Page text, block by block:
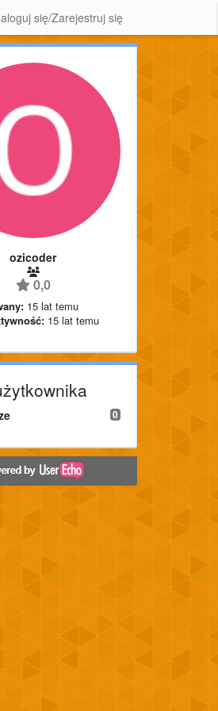
się/Zarejestruj się
ozicoder
0,0
15 lat temu
15 lat temu
0